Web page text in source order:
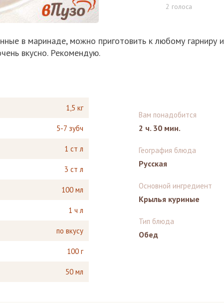
2 голоса
в маринаде, можно приготовить к любому гарниру и
вкусно. Рекомендую.
1,5 кг
5-7 зубч
1 ст л
3 ст л
100 мл
1 ч л
по вкусу
100 г
50 мл
Вам понадобится
2 ч. 30 мин.
География блюда
Русская
Основной ингредиент
Крылья куриные
Тип блюда
Обед